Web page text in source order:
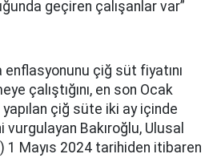
geçiren çalışanlar var”
enflasyonunu çiğ süt fiyatını
çalıştığını, en son Ocak
çiğ süte iki ay içinde
Bakıroğlu, Ulusal
1 Mayıs 2024 tarihiden itibaren